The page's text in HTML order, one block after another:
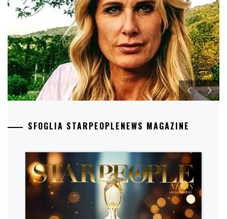
SFOGLIA STARPEOPLENEWS MAGAZINE